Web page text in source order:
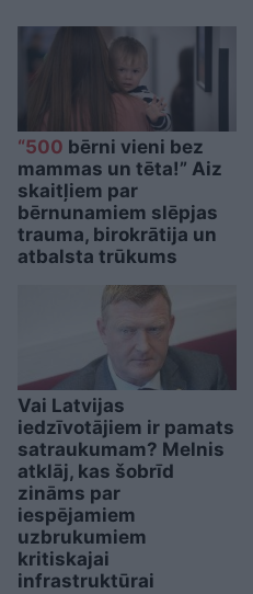
“500 bērni vieni bez
mammas un tēta!” Aiz
skaitļiem par
bērnunamiem slēpjas
trauma, birokrātija un
atbalsta trūkums
Vai Latvijas
iedzīvotājiem ir pamats
satraukumam? Melnis
atklāj, kas šobrīd
zināms par
iespējamiem
uzbrukumiem
kritiskajai
infrastruktūrai